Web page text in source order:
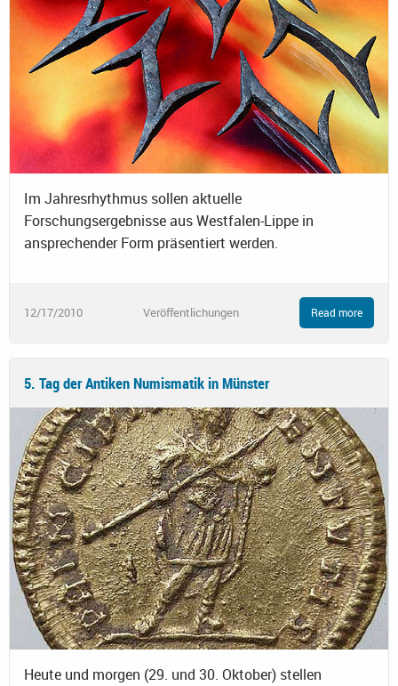
Im Jahresrhythmus sollen aktuelle
Forschungsergebnisse aus Westfalen-Lippe in
ansprechender Form präsentiert werden.
12/17/2010 Veröffentlichungen Read more
5. Tag der Antiken Numismatik in Münster
Heute und morgen (29. und 30. Oktober) stellen